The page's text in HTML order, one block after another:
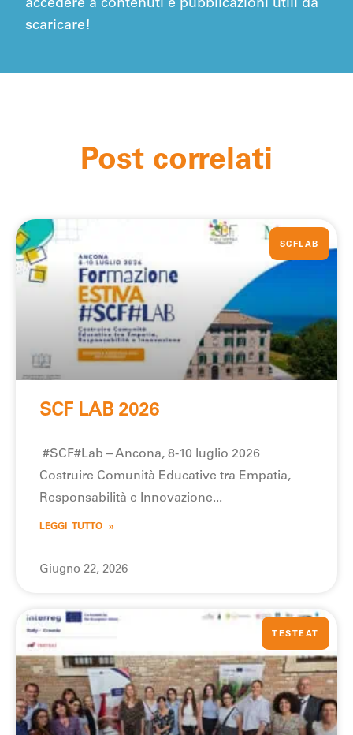
accedere a contenuti e pubblicazioni utili da
scaricare!
Post correlati
SCFLAB
SCF LAB 2026
#SCF#Lab – Ancona, 8-10 luglio 2026
Costruire Comunità Educative tra Empatia,
Responsabilità e Innovazione
LEGGI TUTTO »
Giugno 22, 2026
TESTEAT